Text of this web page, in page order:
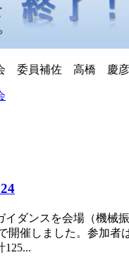
会 委員補佐 高橋 慶彦
イダンスを会場（機械
開催しました。参加者
125...